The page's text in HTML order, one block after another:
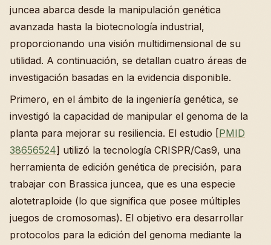
juncea abarca desde la manipulación genética
avanzada hasta la biotecnología industrial,
proporcionando una visión multidimensional de su
utilidad. A continuación, se detallan cuatro áreas de
investigación basadas en la evidencia disponible.
Primero, en el ámbito de la ingeniería genética, se
investigó la capacidad de manipular el genoma de la
planta para mejorar su resiliencia. El estudio [PMID
38656524] utilizó la tecnología CRISPR/Cas9, una
herramienta de edición genética de precisión, para
trabajar con Brassica juncea, que es una especie
alotetraploide (lo que significa que posee múltiples
juegos de cromosomas). El objetivo era desarrollar
protocolos para la edición del genoma mediante la